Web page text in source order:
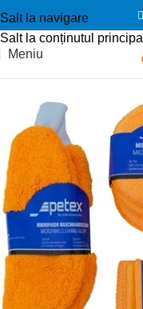
Salt la navigare
Salt la conținutul principal
Meniu